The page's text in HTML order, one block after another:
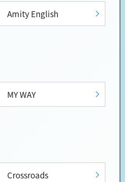
Amity English
MY WAY
Crossroads